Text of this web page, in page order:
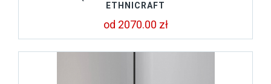
ETHNICRAFT
od 2070.00 zł